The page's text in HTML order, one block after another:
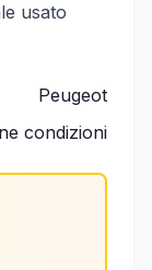
usato
Peugeot
condizioni